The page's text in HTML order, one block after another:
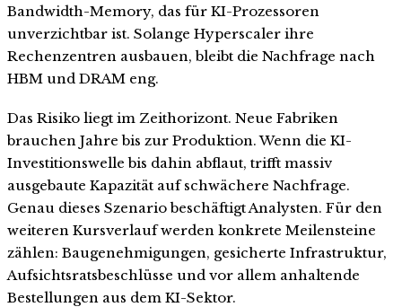
Bandwidth-Memory, das für KI-Prozessoren
unverzichtbar ist. Solange Hyperscaler ihre
Rechenzentren ausbauen, bleibt die Nachfrage nach
HBM und DRAM eng.
Das Risiko liegt im Zeithorizont. Neue Fabriken
brauchen Jahre bis zur Produktion. Wenn die KI-
Investitionswelle bis dahin abflaut, trifft massiv
ausgebaute Kapazität auf schwächere Nachfrage.
Genau dieses Szenario beschäftigt Analysten. Für den
weiteren Kursverlauf werden konkrete Meilensteine
zählen: Baugenehmigungen, gesicherte Infrastruktur,
Aufsichtsratsbeschlüsse und vor allem anhaltende
Bestellungen aus dem KI-Sektor.